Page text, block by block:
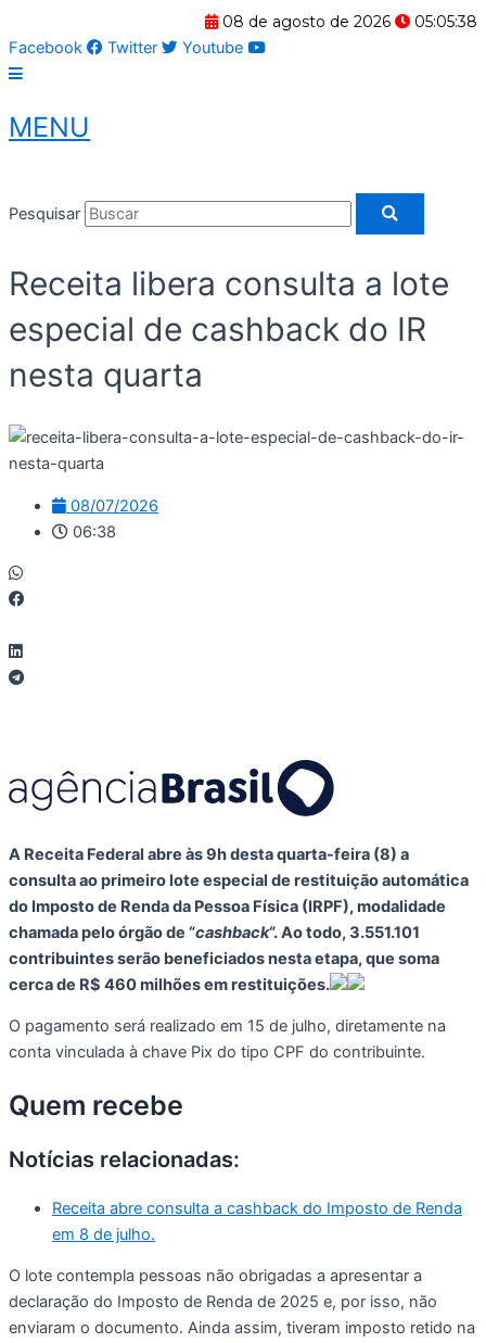
para
o
08 de agosto de 2026
05:05:38
Facebook
Twitter Youtube
MENU
Pesquisar
Receita libera consulta a lote
especial de cashback do IR
nesta quarta
08/07/2026
06:38
A Receita Federal abre às 9h desta quarta-feira (8) a
consulta ao primeiro lote especial de restituição automática
do Imposto de Renda da Pessoa Física (IRPF), modalidade
chamada pelo órgão de “cashback“. Ao todo, 3.551.101
contribuintes serão beneficiados nesta etapa, que soma
cerca de R$ 460 milhões em restituições.
O pagamento será realizado em 15 de julho, diretamente na
conta vinculada à chave Pix do tipo CPF do contribuinte.
Quem recebe
Notícias relacionadas:
Receita abre consulta a cashback do Imposto de Renda
em 8 de julho.
O lote contempla pessoas não obrigadas a apresentar a
declaração do Imposto de Renda de 2025 e, por isso, não
enviaram o documento. Ainda assim, tiveram imposto retido na